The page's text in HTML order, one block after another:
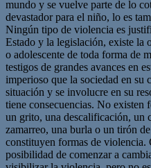
mundo y se vuelve parte de lo
devastador para el niño, lo es
Ningún tipo de violencia es
Estado y la legislación, existe la
o adolescente de toda forma de
testigos de grandes avances en
imperioso que la sociedad en su
situación y se involucre en su
tiene consecuencias. No existen
un grito, una descalificación, un
zamarreo, una burla o un tirón
constituyen formas de violencia.
posibilidad de comenzar a